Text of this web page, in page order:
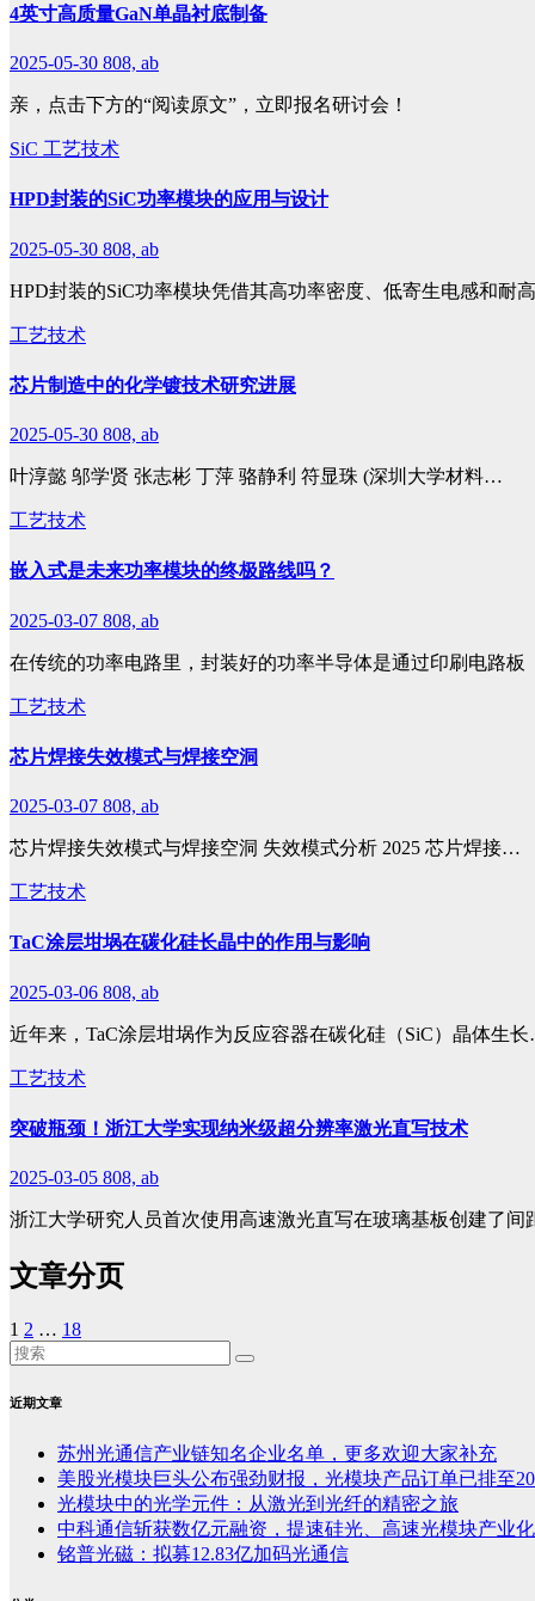
4英寸高质量GaN单晶衬底制备
2025-05-30 808, ab
亲，点击下方的“阅读原文”，立即报名研讨会！
SiC 工艺技术
HPD封装的SiC功率模块的应用与设计
2025-05-30 808, ab
HPD封装的SiC功率模块凭借其高功率密度、低寄生电感和耐
工艺技术
芯片制造中的化学镀技术研究进展
2025-05-30 808, ab
叶淳懿 邬学贤 张志彬 丁萍 骆静利 符显珠 (深圳大学材料…
工艺技术
嵌入式是未来功率模块的终极路线吗？
2025-03-07 808, ab
在传统的功率电路里，封装好的功率半导体是通过印刷电路板
工艺技术
芯片焊接失效模式与焊接空洞
2025-03-07 808, ab
芯片焊接失效模式与焊接空洞 失效模式分析 2025 芯片焊接…
工艺技术
TaC涂层坩埚在碳化硅长晶中的作用与影响
2025-03-06 808, ab
近年来，TaC涂层坩埚作为反应容器在碳化硅（SiC）晶体生
工艺技术
突破瓶颈！浙江大学实现纳米级超分辨率激光直写技术
2025-03-05 808, ab
浙江大学研究人员首次使用高速激光直写在玻璃基板创建了
文章分页
1 2 … 18
近期文章
苏州光通信产业链知名企业名单，更多欢迎大家补充
美股光模块巨头公布强劲财报，光模块产品订单已排至
光模块中的光学元件：从激光到光纤的精密之旅
中科通信斩获数亿元融资，提速硅光、高速光模块产业化
铭普光磁：拟募12.83亿加码光通信